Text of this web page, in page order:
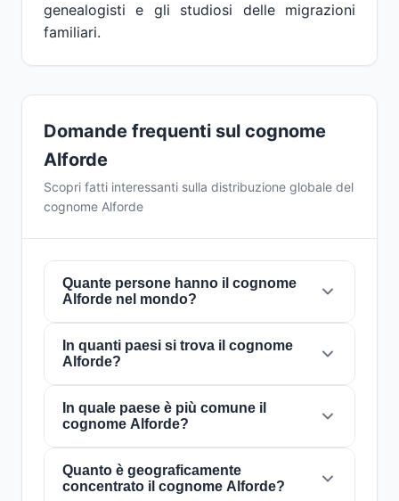
genealogisti e gli studiosi delle migrazioni
familiari.
Domande frequenti sul cognome
Alforde
Scopri fatti interessanti sulla distribuzione globale del
cognome Alforde
Quante persone hanno il cognome
Alforde nel mondo?
Attualmente ci sono circa3 personecon il
cognome
significa che circa 1 persona su
2,666,666,667nel mondo porta questo
cognome. È presente in
sua distribuzione globale.
In quanti paesi si trova il cognome
Alforde?
Il cognomeAlforde è presente in 1 paesi
tutto il mondo. Questo lo classifica come un
cognome con portatalocale. La sua presenza
in più paesi indica schemi storici di migrazione
e dispersione familiare nel corso dei secoli.
In quale paese è più comune il
cognome Alforde?
Il cognomeAlfordeè più comune in
d'America, dove circa3 personelo portano.
Quanto è geograficamente
concentrato il cognome Alforde?